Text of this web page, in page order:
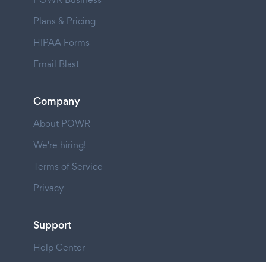
Plans & Pricing
HIPAA Forms
Email Blast
Company
About POWR
We're hiring!
Terms of Service
Privacy
Support
Help Center